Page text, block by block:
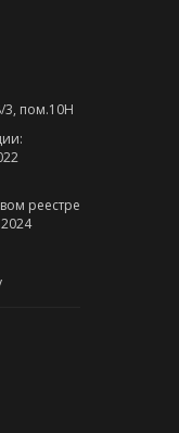
3, пом.10Н
реестре